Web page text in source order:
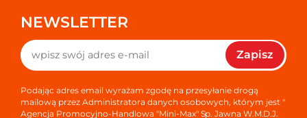
NEWSLETTER
Zapisz
Podając adres email wyrażam zgodę na przesyłanie drogą
mailową przez Administratora danych osobowych, którym jest "
Agencja Promocyjno-Handlowa "Mini-Max" Sp. Jawna W.M.D.J.